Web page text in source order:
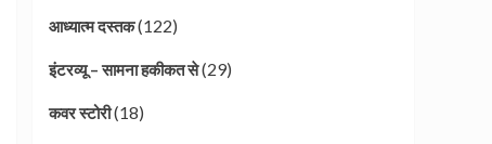
आध्यात्म दस्तक(122)
इंटरव्यू – सामना हकीकत से(29)
कवर स्टोरी(18)